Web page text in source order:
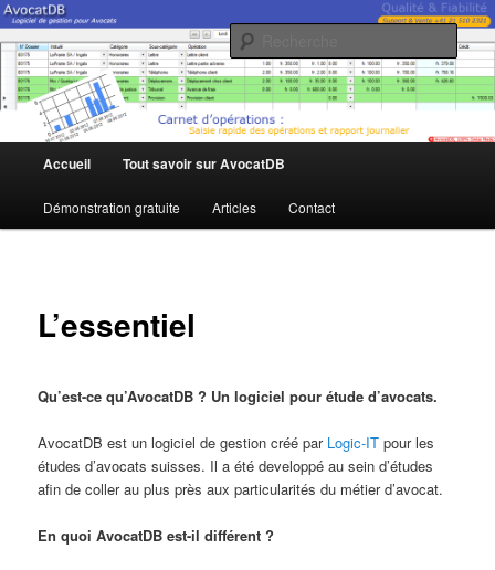
Aller
au
contenu
principalAvocatDB
Logiciel de gestion pour Avocats
Accueil Tout savoir sur AvocatDB
Démonstration gratuite Articles Contact
L’essentiel
Qu’est-ce qu’AvocatDB ? Un logiciel pour étude d’avocats.
AvocatDB est un logiciel de gestion créé par Logic-IT pour les
études d’avocats suisses. Il a été developpé au sein d’études
afin de coller au plus près aux particularités du métier d’avocat.
En quoi AvocatDB est-il différent ?